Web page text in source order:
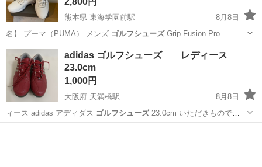
熊本県 東海学園前駅
8月8日
名】 プーマ（PUMA） メンズ ゴルフシューズGrip Fusion Pro …
熊本 熊本市 東海学園前駅
adidas ゴルフシューズ レディース
23.0cm
1,000円
大阪府 天満橋駅
8月8日
ィース adidas アディダス ゴルフシューズ23.0cm いただきもので、
…